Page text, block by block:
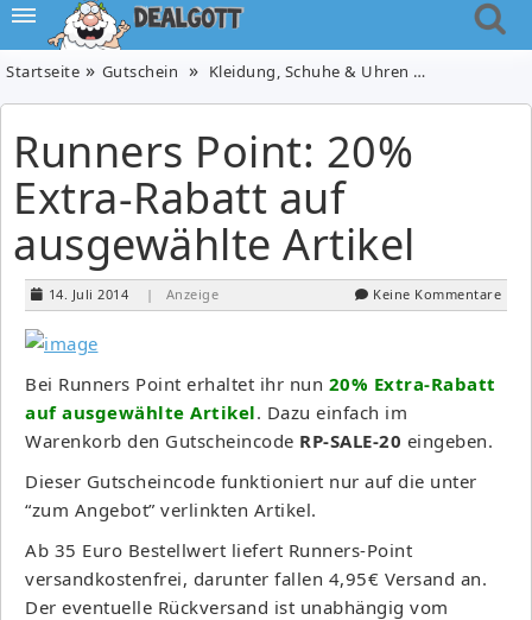
Startseite Gutschein Kleidung, Schuhe & Uhren
Runners Point: 20%
Extra-Rabatt auf
ausgewählte Artikel
14. Juli 2014 | Anzeige Keine Kommentare
Bei Runners Point erhaltet ihr nun 20% Extra-Rabatt
auf ausgewählte Artikel. Dazu einfach im
Warenkorb den Gutscheincode RP-SALE-20 eingeben.
Dieser Gutscheincode funktioniert nur auf die unter
“zum Angebot” verlinkten Artikel.
Ab 35 Euro Bestellwert liefert Runners-Point
versandkostenfrei, darunter fallen 4,95€ Versand an.
Der eventuelle Rückversand ist unabhängig vom